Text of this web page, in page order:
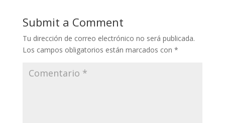
Submit a Comment
Tu dirección de correo electrónico no será publicada.
Los campos obligatorios están marcados con *